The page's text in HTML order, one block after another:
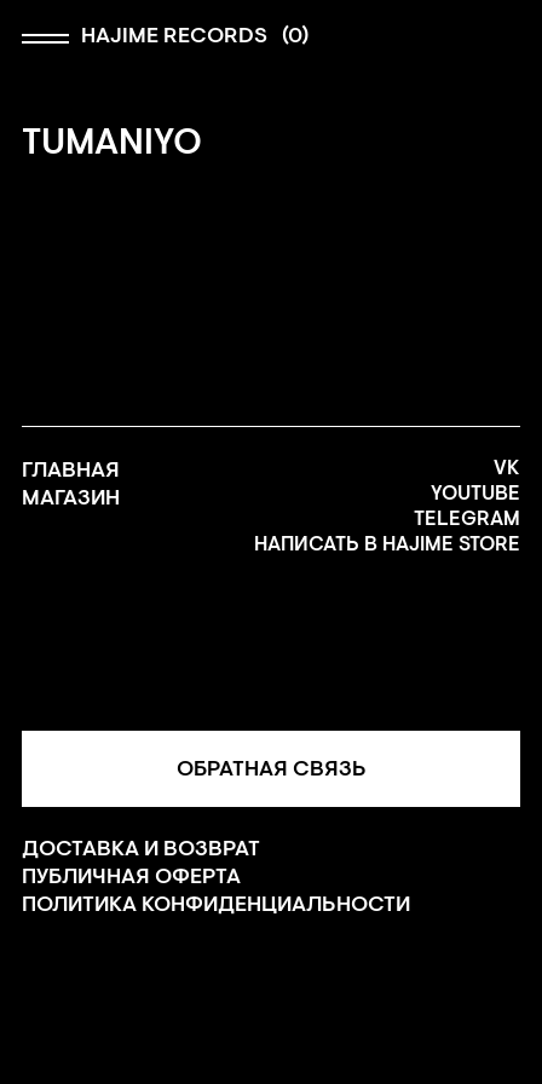
HAJIME RECORDS (0)
TUMANIYO
ГЛАВНАЯ
МАГАЗИН
VK
YOUTUBE
TELEGRAM
НАПИСАТЬ В HAJIME STORE
ОБРАТНАЯ СВЯЗЬ
ДОСТАВКА И ВОЗВРАТ
ПУБЛИЧНАЯ ОФЕРТА
ПОЛИТИКА КОНФИДЕНЦИАЛЬНОСТИ